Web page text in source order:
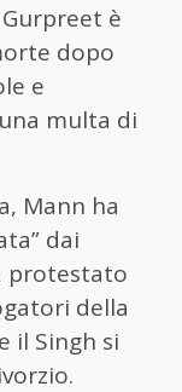
è
dopo
e
multa di
Mann ha
dai
protestato
della
il Singh si